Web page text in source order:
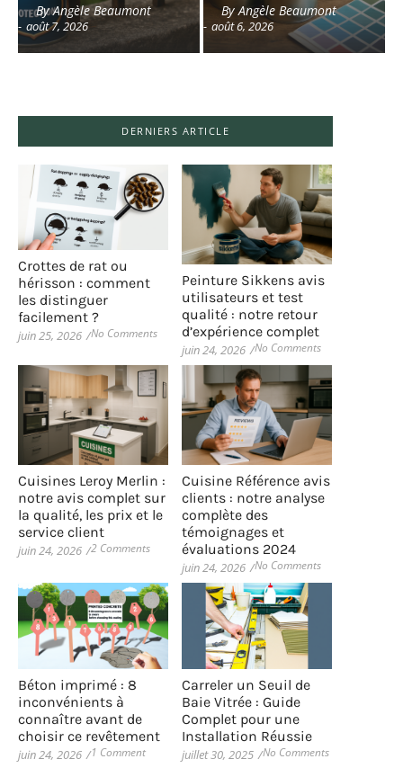
By Angèle Beaumont
- août 7, 2026
By Angèle Beaumont
- août 6, 2026
DERNIERS ARTICLE
Crottes de rat ou
hérisson : comment
les distinguer
facilement ?
juin 25, 2026 /No Comments
Peinture Sikkens avis
utilisateurs et test
qualité : notre retour
d’expérience complet
juin 24, 2026 /No Comments
Cuisines Leroy Merlin :
notre avis complet sur
la qualité, les prix et le
service client
juin 24, 2026 /2 Comments
Cuisine Référence avis
clients : notre analyse
complète des
témoignages et
évaluations 2024
juin 24, 2026 /No Comments
Béton imprimé : 8
inconvénients à
connaître avant de
choisir ce revêtement
juin 24, 2026 /1 Comment
Carreler un Seuil de
Baie Vitrée : Guide
Complet pour une
Installation Réussie
juillet 30, 2025 /No Comments